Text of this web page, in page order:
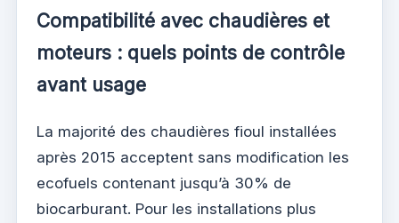
Compatibilité avec chaudières et
moteurs : quels points de contrôle
avant usage
La majorité des chaudières fioul installées
après 2015 acceptent sans modification les
ecofuels contenant jusqu’à 30% de
biocarburant. Pour les installations plus